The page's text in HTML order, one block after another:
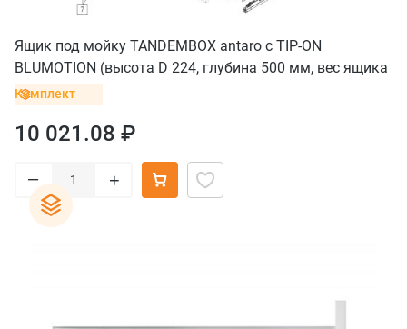
Ящик под мойку TANDEMBOX antaro с TIP-ON
BLUMOTION (высота D 224, глубина 500 мм, вес ящика
от 10 до 30 кг), крепление под саморезы, черный
Комплект
10 021.08 ₽
– +